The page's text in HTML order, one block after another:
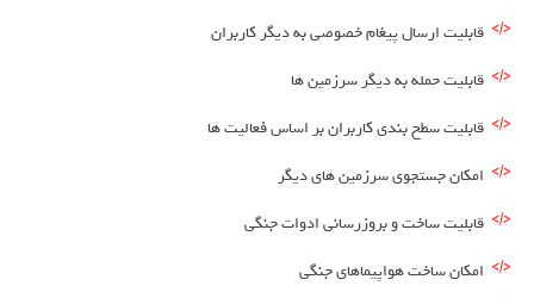
قابلیت ارسال پیغام خصوصی به دیگر کاربران
قابلیت حمله به دیگر سرزمین ها
قابلیت سطح بندی کاربران بر اساس فعالیت ها
امکان جستجوی سرزمین های دیگر
قابلیت ساخت و بروزرسانی ادوات جنگی
امکان ساخت هواپیماهای جنگی